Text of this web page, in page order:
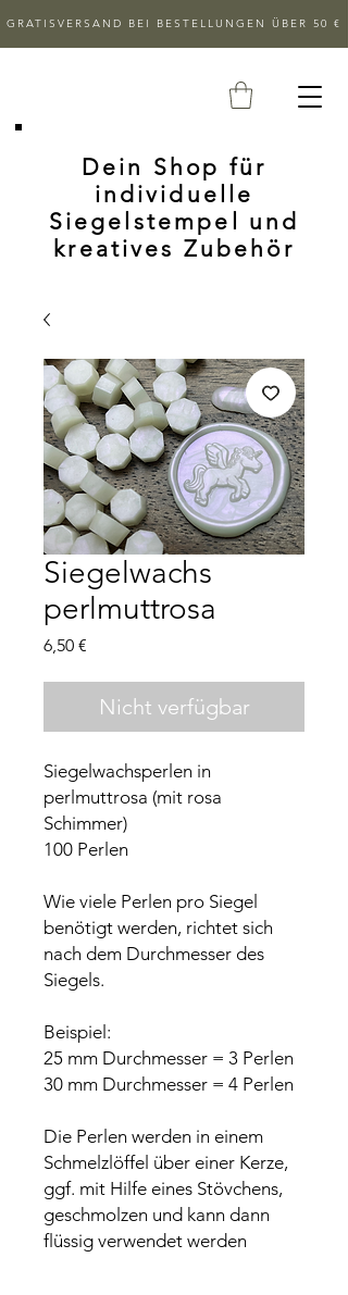
GRATISVERSAND BEI BESTELLUNGEN ÜBER 50 €
Dein Shop für
individuelle
Siegelstempel und
kreatives Zubehör
Siegelwachs
perlmuttrosa
6,50 €
Nicht verfügbar
Siegelwachsperlen in
perlmuttrosa (mit rosa
Schimmer)
100 Perlen
Wie viele Perlen pro Siegel
benötigt werden, richtet sich
nach dem Durchmesser des
Siegels.
Beispiel:
25 mm Durchmesser = 3 Perlen
30 mm Durchmesser = 4 Perlen
Die Perlen werden in einem
Schmelzlöffel über einer Kerze,
ggf. mit Hilfe eines Stövchens,
geschmolzen und kann dann
flüssig verwendet werden